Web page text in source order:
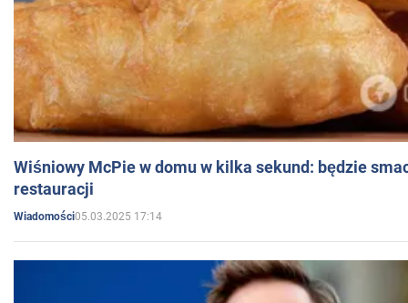
Wiśniowy McPie w domu w kilka sekund: będzie
restauracji
Wiadomości05.03.2025 17:14